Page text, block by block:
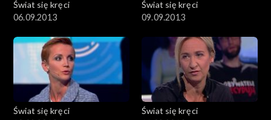
Świat się kręci
06.09.2013
Świat się kręci
09.09.2013
Świat się kręci
Świat się kręci